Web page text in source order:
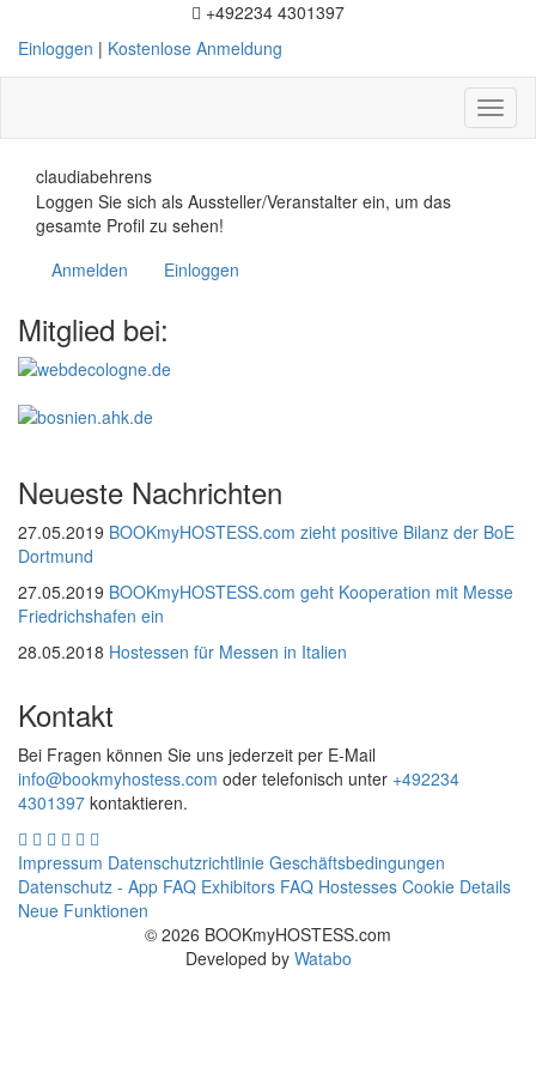
+492234 4301397
Einloggen | Kostenlose Anmeldung
claudiabehrens
Loggen Sie sich als Aussteller/Veranstalter ein, um das
gesamte Profil zu sehen!
Anmelden
Einloggen
Mitglied bei:
Neueste Nachrichten
27.05.2019 BOOKmyHOSTESS.com zieht positive Bilanz der BoE
Dortmund
27.05.2019 BOOKmyHOSTESS.com geht Kooperation mit Messe
Friedrichshafen ein
28.05.2018 Hostessen für Messen in Italien
Kontakt
Bei Fragen können Sie uns jederzeit per E-Mail
info@bookmyhostess.com oder telefonisch unter +492234
4301397 kontaktieren.
Impressum Datenschutzrichtlinie Geschäftsbedingungen
Datenschutz - App FAQ Exhibitors FAQ Hostesses Cookie Details
Neue Funktionen
© 2026 BOOKmyHOSTESS.com
Developed by Watabo